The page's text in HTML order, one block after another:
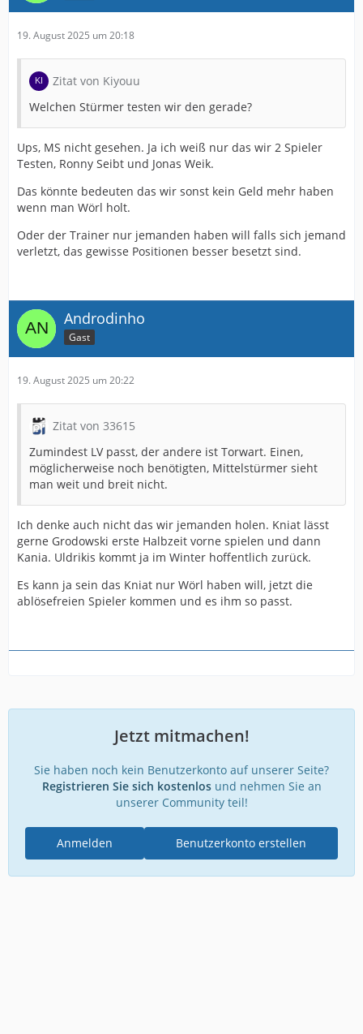
19. August 2025 um 20:18
Zitat von Kiyouu
Welchen Stürmer testen wir den gerade?
Ups, MS nicht gesehen. Ja ich weiß nur das wir 2 Spieler
Testen, Ronny Seibt und Jonas Weik.
Das könnte bedeuten das wir sonst kein Geld mehr haben
wenn man Wörl holt.
Oder der Trainer nur jemanden haben will falls sich jemand
verletzt, das gewisse Positionen besser besetzt sind.
Androdinho
Gast
19. August 2025 um 20:22
Zitat von 33615
Zumindest LV passt, der andere ist Torwart. Einen,
möglicherweise noch benötigten, Mittelstürmer sieht
man weit und breit nicht.
Ich denke auch nicht das wir jemanden holen. Kniat lässt
gerne Grodowski erste Halbzeit vorne spielen und dann
Kania. Uldrikis kommt ja im Winter hoffentlich zurück.
Es kann ja sein das Kniat nur Wörl haben will, jetzt die
ablösefreien Spieler kommen und es ihm so passt.
Jetzt mitmachen!
Sie haben noch kein Benutzerkonto auf unserer Seite?
Registrieren Sie sich kostenlosund nehmen Sie an
unserer Community teil!
Benutzerkonto erstellen
Anmelden